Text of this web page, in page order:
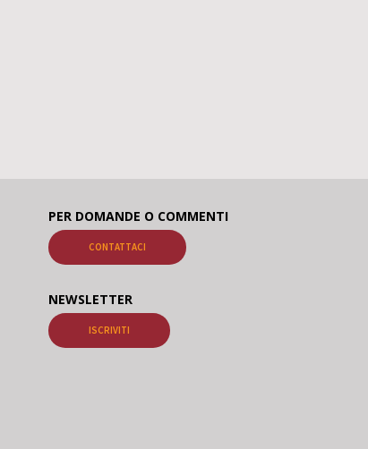
PER DOMANDE O COMMENTI
CONTATTACI
NEWSLETTER
ISCRIVITI